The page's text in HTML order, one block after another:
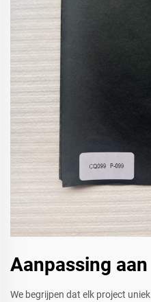
Aanpassing
We begrijpen dat elk project